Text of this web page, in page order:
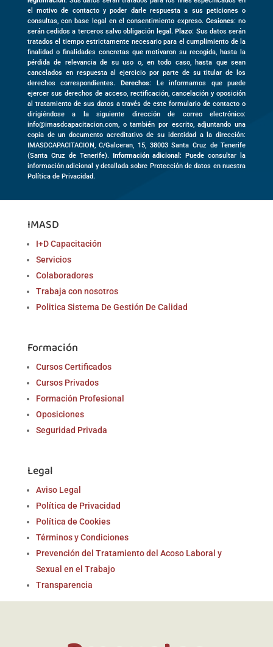
el motivo de contacto y poder darle respuesta a sus peticiones o
consultas, con base legal en el consentimiento expreso. Cesiones: no
serán cedidos a terceros salvo obligación legal.Plazo: Sus datos serán
tratados el tiempo estrictamente necesario para el cumplimiento de la
finalidad o finalidades concretas que motivaron su recogida, hasta la
pérdida de relevancia de su uso o, en todo caso, hasta que sean
cancelados en respuesta al ejercicio por parte de su titular de los
derechos correspondientes. Derechos: Le informamos que puede
ejercer sus derechos de acceso, rectificación, cancelación y oposición
al tratamiento de sus datos a través de este formulario de contacto o
dirigiéndose a la siguiente dirección de correo electrónico:
info@imasdcapacitacion.com, o también por escrito, adjuntando una
copia de un documento acreditativo de su identidad a la dirección:
IMASDCAPACITACION,C/Galceran, 15, 38003Santa Cruz de Tenerife
(Santa Cruz de Tenerife).Información adicional: Puede consultar la
información adicional y detallada sobre Protección de datos en nuestra
Política de Privacidad.
IMASD
I+D Capacitación
Servicios
Colaboradores
Trabaja con nosotros
Politica Sistema De Gestión De Calidad
Formación
Cursos Certificados
Cursos Privados
Formación Profesional
Oposiciones
Seguridad Privada
Legal
Aviso Legal
Política de Privacidad
Política de Cookies
Términos y Condiciones
Prevención del Tratamiento del Acoso Laboral y
Sexual en el Trabajo
Transparencia